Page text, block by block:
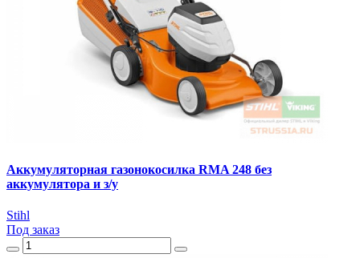
Аккумуляторная газонокосилка RMA 248 без
аккумулятора и з/у
Stihl
Под заказ